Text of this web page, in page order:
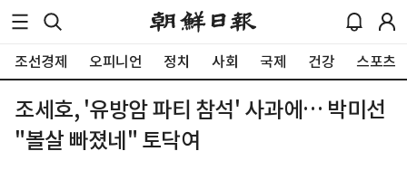
조선경제 오피니언 정치 사회 국제 건강 스포츠
조세호, '유방암 파티 참석' 사과에… 박미선
"볼살 빠졌네" 토닥여